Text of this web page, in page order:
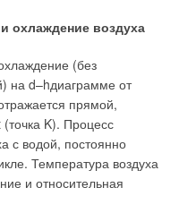
охлаждение воздуха
(без
на d–hдиаграмме от
прямой,
K). Процесс
с водой, постоянно
Температура воздуха
и относительная